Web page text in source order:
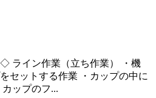
ライン作業（立ち作業） ・機
セットする作業 ・カップの中に
ップのフ...